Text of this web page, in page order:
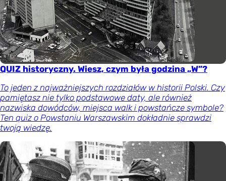
QUIZ historyczny. Wiesz, czym była godzina „W”?
To jeden z najważniejszych rozdziałów w historii Polski. Czy
pamiętasz nie tylko podstawowe daty, ale również
nazwiska dowódców, miejsca walk i powstańcze symbole?
Ten quiz o Powstaniu Warszawskim dokładnie sprawdzi
twoją wiedzę.